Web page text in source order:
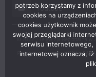
Youtube
© 2022 – Telewizja Regionalna w
Projektowanie stron WWW –
potrzeb korzystamy z
cookies na
cookies użytkownik
swojej przeglądarki
serwisu internetowego,
internetowej oznacza,